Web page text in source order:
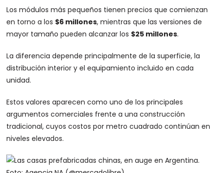
Los módulos más pequeños tienen precios que comienzan
en torno a los $6 millones, mientras que las versiones de
mayor tamaño pueden alcanzar los $25 millones.
La diferencia depende principalmente de la superficie, la
distribución interior y el equipamiento incluido en cada
unidad.
Estos valores aparecen como uno de los principales
argumentos comerciales frente a una construcción
tradicional, cuyos costos por metro cuadrado continúan en
niveles elevados.